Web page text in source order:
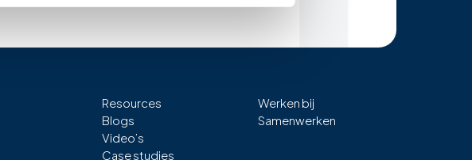
Resources
Blogs
Video’s
Case studies
Werken bij
Samenwerken